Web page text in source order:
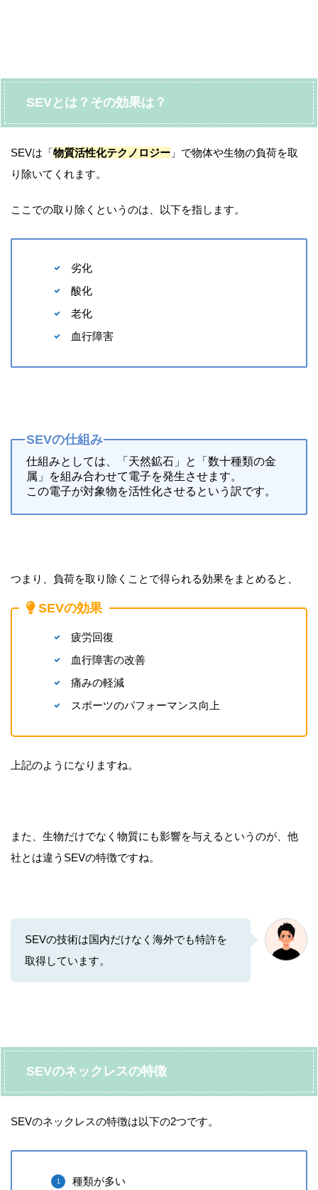
SEVとは？その効果は？
SEVは「物質活性化テクノロジー 」で物体や生物の負荷を取
り除いてくれます。
ここでの取り除くというのは、以下を指します。
劣化
酸化
老化
血行障害
SEVの仕組み
仕組みとしては、「天然鉱石」と「数十種類の金
属」を組み合わせて電子を発生させます。
この電子が対象物を活性化させるという訳です。
つまり、負荷を取り除くことで得られる効果をまとめると、
SEVの効果
疲労回復
血行障害の改善
痛みの軽減
スポーツのパフォーマンス向上
上記のようになりますね。
また、生物だけでなく物質にも影響を与えるというのが、他
社とは違うSEVの特徴ですね。
SEVの技術は国内だけなく海外でも特許を
取得しています。
SEVのネックレスの特徴
SEVのネックレスの特徴は以下の2つです。
種類が多い